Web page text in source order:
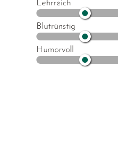
Lehrreich
Blutrünstig
Humorvoll